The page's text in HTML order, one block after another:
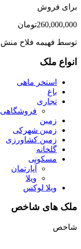
برای فروش
260,000,000تومان
توسط فهیمه فلاح منش
انواع ملک
استخر ماهی
باغ
تجاری
فروشگاهی
زمین
زمین شهرکی
زمین کشاورزی
گلخانه
مسکونی
آپارتمان
ویلا
ویلا لوکس
ملک های شاخص
شاخص